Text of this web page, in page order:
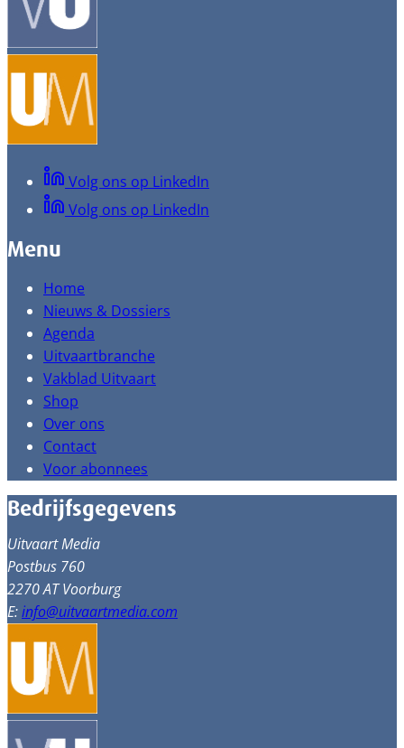
Volg ons op LinkedIn
Volg ons op LinkedIn
Menu
Home
Nieuws & Dossiers
Agenda
Uitvaartbranche
Vakblad Uitvaart
Shop
Over ons
Contact
Voor abonnees
Bedrijfsgegevens
Uitvaart Media
Postbus 760
2270 AT Voorburg
E:info@uitvaartmedia.com